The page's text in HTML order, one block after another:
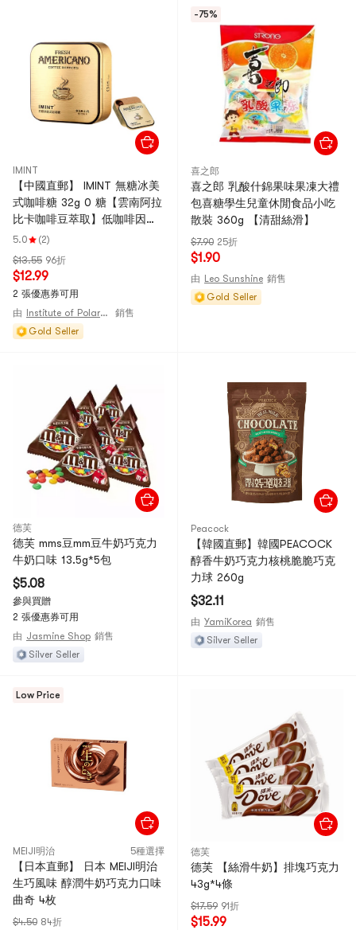
IMINT
【中國直郵】 IMINT 無糖冰美
式咖啡糖 32g 0 糖【雲南阿拉
比卡咖啡豆萃取】低咖啡因冰
爽絲滑清潤口感 推拉便攜小金
公解膩清新口氣 免沖泡即食提
神平替硬糖零食
5.0
(2)
$13.55 96折
$12.99
2 張優惠券可用
由
Institute of Polar Substances
銷售
Gold Seller
-75%
喜之郎
喜之郎 乳酸什錦果味果凍大禮
包喜糖學生兒童休閒食品小吃
散裝 360g 【清甜絲滑】
$7.90 25折
$1.90
由 Leo Sunshine 銷售
Gold Seller
德芙
德芙 mms豆mm豆牛奶巧克力
牛奶口味 13.5g*5包
$5.08
參與買贈
2 張優惠券可用
由 Jasmine Shop 銷售
Silver Seller
Peacock
【韓國直郵】韓國PEACOCK
醇香牛奶巧克力核桃脆脆巧克
力球 260g
$32.11
由 YamiKorea 銷售
Silver Seller
Low Price
MEIJI明治 5種選擇
【日本直郵】 日本 MEIJI明治
生巧風味 醇潤牛奶巧克力口味
曲奇 4枚
$4.50 84折
德芙
德芙 【絲滑牛奶】排塊巧克力
43g*4條
$17.59 91折
$15.99